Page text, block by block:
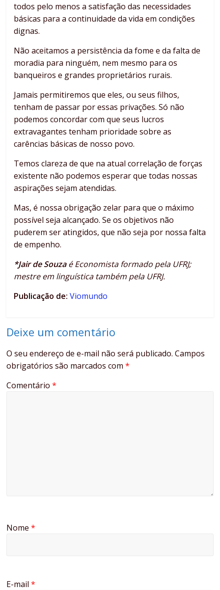
todos pelo menos a satisfação das necessidades
básicas para a continuidade da vida em condições
dignas.
Não aceitamos a persistência da fome e da falta de
moradia para ninguém, nem mesmo para os
banqueiros e grandes proprietários rurais.
Jamais permitiremos que eles, ou seus filhos,
tenham de passar por essas privações. Só não
podemos concordar com que seus lucros
extravagantes tenham prioridade sobre as
carências básicas de nosso povo.
Temos clareza de que na atual correlação de forças
existente não podemos esperar que todas nossas
aspirações sejam atendidas.
Mas, é nossa obrigação zelar para que o máximo
possível seja alcançado. Se os objetivos não
puderem ser atingidos, que não seja por nossa falta
de empenho.
*Jair de Souzaé Economista formado pela UFRJ;
mestre em linguística também pela UFRJ.
Publicação de:Viomundo
Deixe um comentário
O seu endereço de e-mail não será publicado. Campos
obrigatórios são marcados com*
Comentário*
Nome*
E-mail*